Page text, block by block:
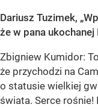
Dariusz Tuzimek,
że w pana
Zbigniew Kumidor:
że przychodzi na
o statusie wielkiej
świata. Serce rośnie!